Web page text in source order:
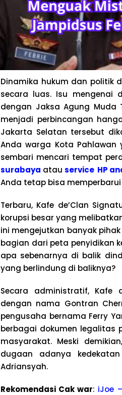
Dinamika hukum dan politik
secara luas. Isu mengenai
dengan Jaksa Agung Muda
menjadi perbincangan
Jakarta Selatan tersebut
Anda warga Kota
sembari mencari tempat
surabaya atauservice HP
Anda tetap bisa
Terbaru, Kafe de’Clan
korupsi besar yang
ini mengejutkan banyak
bagian dari peta penyidikan
apa sebenarnya di balik
yang berlindung di baliknya?
Secara administratif, Kafe
dengan nama Gontran
pengusaha bernama Ferry
berbagai dokumen legalitas
masyarakat. Meski
dugaan adanya
Adriansyah.
Rekomendasi Cak war: iJoe